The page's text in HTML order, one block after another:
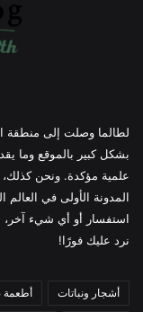
لطالما وصلت إلى منطقة
بشكل كبير بالموقع وما
علمية مؤكدة. ونحن كذلك،
المدونة الأولى في
استفسار أو أي شيء
نرد عليك فورًا!
أشجار ونباتات أطعمة